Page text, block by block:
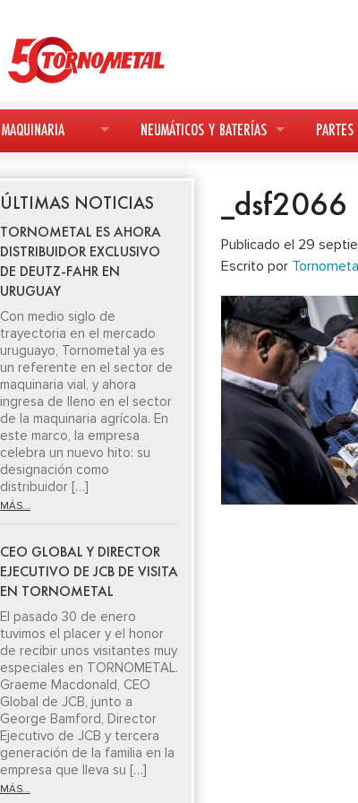
MAQUINARIA
MAQUINARIA NUEVA
MAQUINARIA USADA
DEUTZ-FAHR
AVANT
KESLA
NEUMÁTICOS Y BATERÍAS
NEUMÁTICOS
BATERÍAS
_dsf2066
Publicado el 29
Escrito por
ÚLTIMAS NOTICIAS
TORNOMETAL ES AHORA
DISTRIBUIDOR EXCLUSIVO
DE DEUTZ-FAHR EN
URUGUAY
Con medio siglo de
trayectoria en el mercado
uruguayo, Tornometal ya es
un referente en el sector de
maquinaria vial, y ahora
ingresa de lleno en el sector
de la maquinaria agrícola. En
este marco, la empresa
celebra un nuevo hito: su
designación como
distribuidor […]
MÁS...
CEO GLOBAL Y DIRECTOR
EJECUTIVO DE JCB DE VISITA
EN TORNOMETAL
El pasado 30 de enero
tuvimos el placer y el honor
de recibir unos visitantes muy
especiales en TORNOMETAL.
Graeme Macdonald, CEO
Global de JCB, junto a
George Bamford, Director
Ejecutivo de JCB y tercera
generación de la familia en la
empresa que lleva su […]
MÁS...